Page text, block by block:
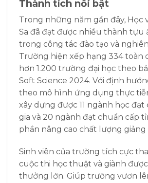
Thành tích nổi bật
Trong những năm gần đây, Học
Sa đã đạt được nhiều thành tựu
trong công tác đào tạo và
Trường hiện xếp hạng 334 toàn
hơn 1.200 trường đại học theo
Soft Science 2024. Với định
theo mô hình ứng dụng thực
xây dựng được 11 ngành học
gia và 20 ngành đạt chuẩn cấp
phần nâng cao chất lượng giảng
Sinh viên của trường tích cực
cuộc thi học thuật và giành
thưởng lớn. Giúp trường vươn